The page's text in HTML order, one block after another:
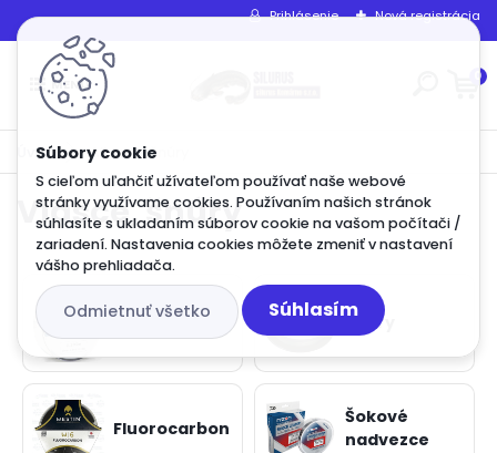
S cieľom uľahčiť užívateľom používať naše webové
stránky využívame cookies. Používaním našich stránok
súhlasíte s ukladaním súborov cookie na vašom počítači /
zariadení. Nastavenia cookies môžete zmeniť v nastavení
vášho prehliadača.
Odmietnuť všetko Súhlasím
Prihlásenie Nová registrácia
0
Úvod Vlasce, šnúry
Vlasce, šnúry
Vlasce Šnúry
Fluorocarbon
Šokové
nadvezce